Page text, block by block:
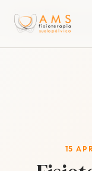
Fisioterapia del
15